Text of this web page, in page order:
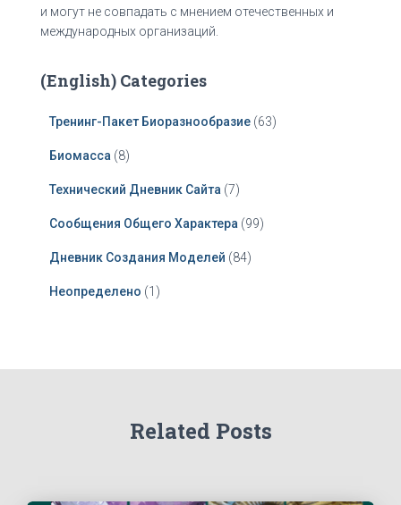
и могут не совпадать с мнением отечественных и
международных организаций.
(English) Categories
Тренинг-Пакет Биоразнообразие (63)
Биомасса (8)
Технический Дневник Сайта (7)
Сообщения Общего Характера (99)
Дневник Создания Моделей (84)
Неопределено (1)
Related Posts